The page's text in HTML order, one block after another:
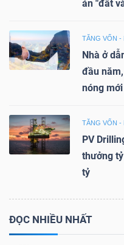
án "đất
TĂNG VỐN -
Nhà ở
đầu
nóng mới
TĂNG VỐN -
PV
thưởng
tỷ
ĐỌC NHIỀU NHẤT